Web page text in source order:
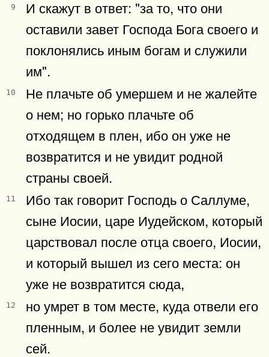
9
И скажут в ответ: "за то, что они
оставили завет Господа Бога своего и
поклонялись иным богам и служили
им".
10
Не плачьте об умершем и не жалейте
о нем; но горько плачьте об
отходящем в плен, ибо он уже не
возвратится и не увидит родной
страны своей.
11
Ибо так говорит Господь о Саллуме,
сыне Иосии, царе Иудейском, который
царствовал после отца своего, Иосии,
и который вышел из сего места: он
уже не возвратится сюда,
12
но умрет в том месте, куда отвели его
пленным, и более не увидит земли
сей.